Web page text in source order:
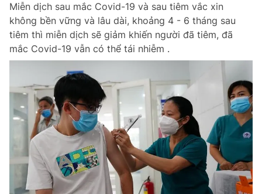
Miễn dịch sau mắc Covid-19 và sau tiêm vắc xin
không bền vững và lâu dài, khoảng 4 - 6 tháng sau
tiêm thì miễn dịch sẽ giảm khiến người đã tiêm, đã
mắc Covid-19 vẫn có thể tái nhiễm .